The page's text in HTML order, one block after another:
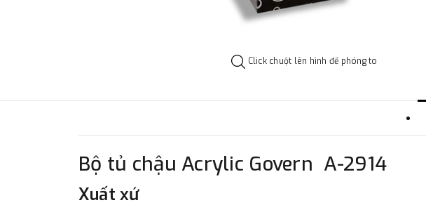
Click chuột lên hình để phóng to
Bộ tủ chậu Acrylic Govern A-2914
Xuất xứ